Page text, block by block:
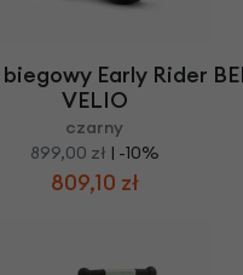
Gates
rowerowe
koła rowerowe
Strida
Early Rider
VELIO
czarny
899,00 zł | -10%
809,10 zł